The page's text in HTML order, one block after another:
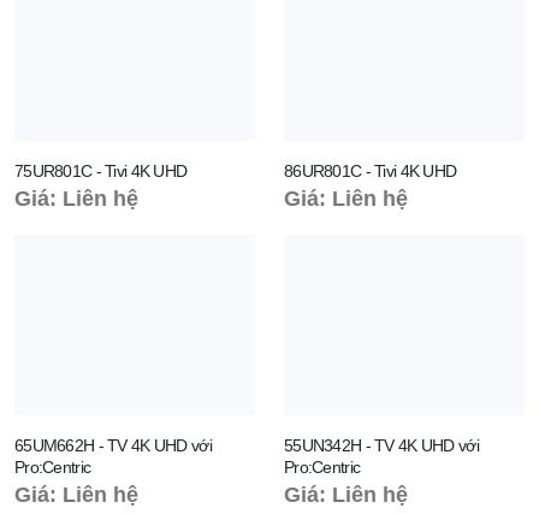
75UR801C - Tivi 4K UHD
Giá: Liên hệ
86UR801C - Tivi 4K UHD
Giá: Liên hệ
65UM662H - TV 4K UHD với
Pro:Centric
Giá: Liên hệ
55UN342H - TV 4K UHD với
Pro:Centric
Giá: Liên hệ